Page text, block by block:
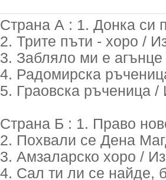
Страна А : 1. Донка си
2. Трите пъти - хоро /
3. Забляло ми е
4. Радомирска
5. Граовска ръченица
Страна Б : 1. Право
2. Похвали се Дена
3. Амзаларско хоро /
4. Сал ти ли се найде,